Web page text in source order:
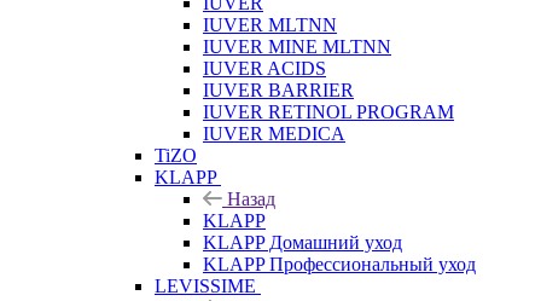
IUVER MLTNN
IUVER MINE MLTNN
IUVER ACIDS
IUVER BARRIER
IUVER RETINOL PROGRAM
IUVER MEDICA
TiZO
KLAPP
Назад
KLAPP
KLAPP Домашний уход
KLAPP Профессиональный уход
LEVISSIME